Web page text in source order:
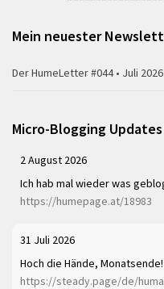
Mein neuester
Der HumeLetter #044 • Juli 2026
Micro-Blogging Updates
2 August 2026
Ich hab mal wieder was
https://humepage.at/18983
31 Juli 2026
Hoch die Hände, Monatsende!
https://steady.page/de/